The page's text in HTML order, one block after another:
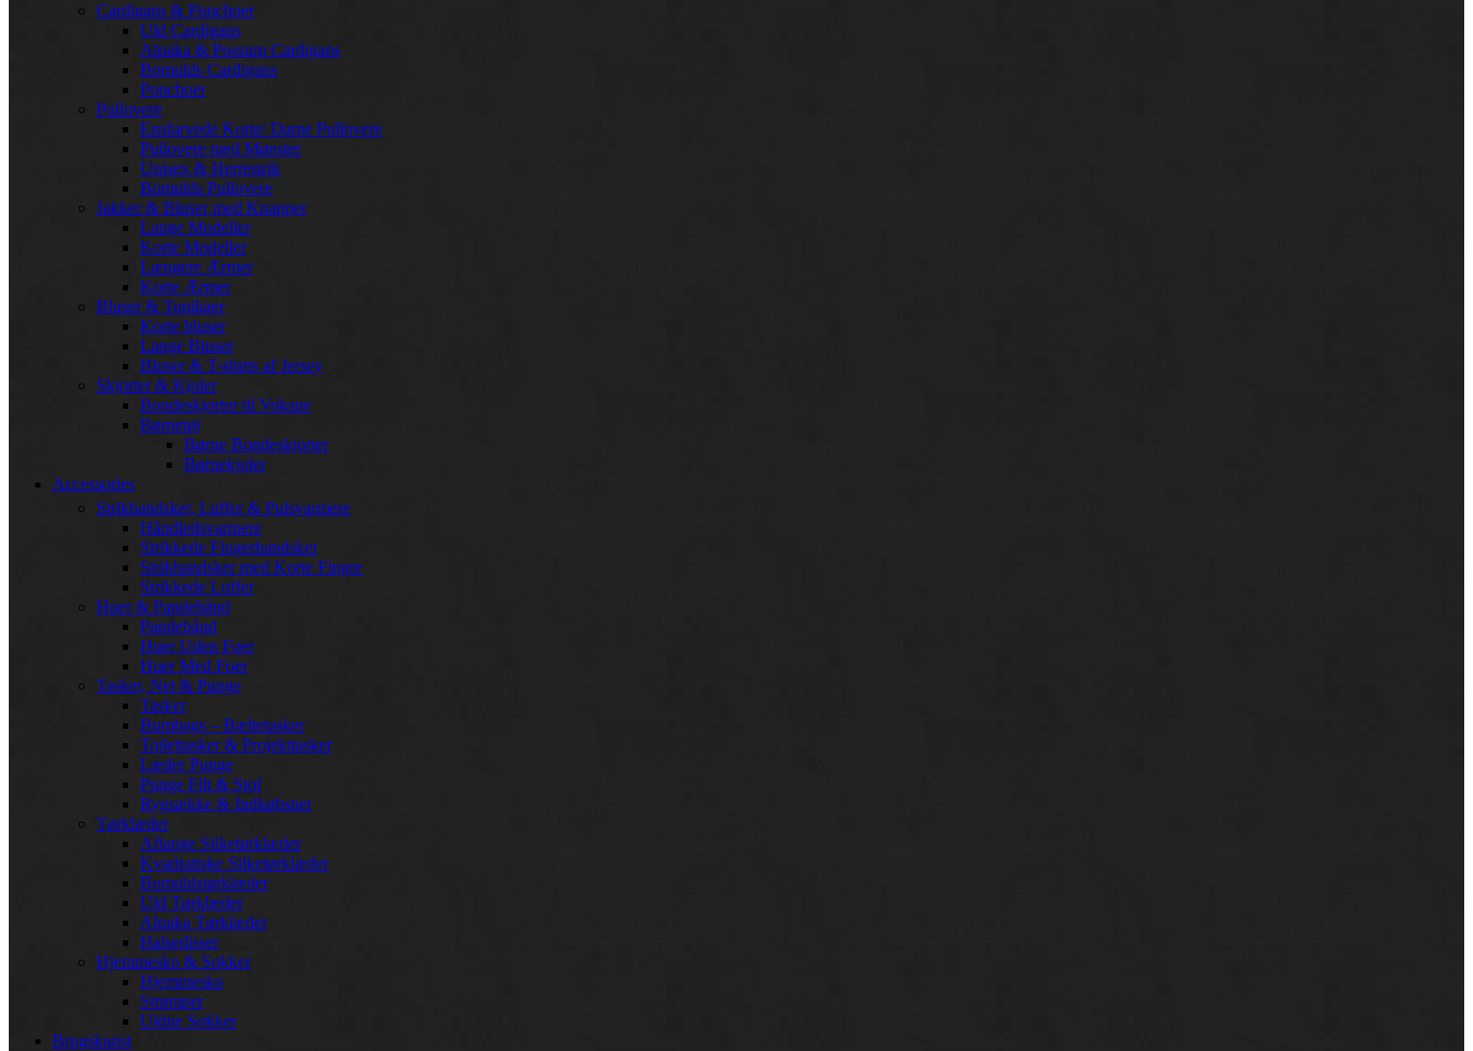
Cardigans & Ponchoer
Uld Cardigans
Alpaka & Possum Cardigans
Bomulds Cardigans
Ponchoer
Pullovere
Ensfarvede Korte/ Dame Pullovere
Pullovere med Mønster
Unisex & Herrestrik
Bomulds Pullovere
Jakker & Bluser med Knapper
Lange Modeller
Korte Modeller
Længere Ærmer
Korte Ærmer
Bluser & Tunikaer
Korte bluser
Lange Bluser
Bluser & T-shirts af Jersey
Skjorter & Kjoler
Bondeskjorter til Voksne
Børnetøj
Børne Bondeskjorter
Børnekjoler
Accessories
Strikhandsker, Luffer & Pulsvarmere
Håndledsvarmere
Strikkede Fingerhandsker
Strikhandsker med Korte Fingre
Strikkede Luffer
Huer & Pandebånd
Pandebånd
Huer Uden Foer
Huer Med Foer
Tasker, Net & Punge
Tasker
Bumbags – Bæltetasker
Toilettasker & Projekttasker
Læder Punge
Punge Filt & Stof
Rygsække & Indkøbsnet
Tørklæder
Aflange Silketørklæder
Kvadratiske Silketørklæder
Bomuldstørklæder
Uld Tørklæder
Alpaka Tørklæder
Halsedisser
Hjemmesko & Sokker
Hjemmesko
Strømper
Uldne Sokker
Brugskunst